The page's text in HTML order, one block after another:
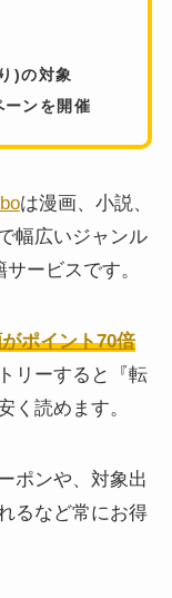
)の対象
ーンを開催
は漫画、小説、
幅広いジャンル
ービスです。
ポイント70倍
リーすると『転
く読めます。
ポンや、対象出
るなど常にお得